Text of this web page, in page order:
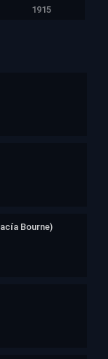
1915
Bourne)